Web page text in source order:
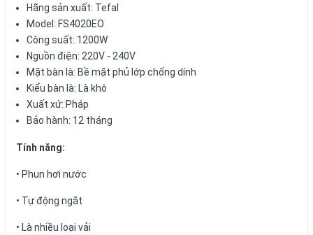
Hãng sản xuất: Tefal
Model: FS4020EO
Công suất: 1200W
Nguồn điện: 220V - 240V
Mặt bàn là: Bề mặt phủ lớp chống dính
Kiểu bàn là: Là khô
Xuất xứ: Pháp
Bảo hành: 12 tháng
Tính năng:
• Phun hơi nước
• Tự động ngắt
• Là nhiều loại vải